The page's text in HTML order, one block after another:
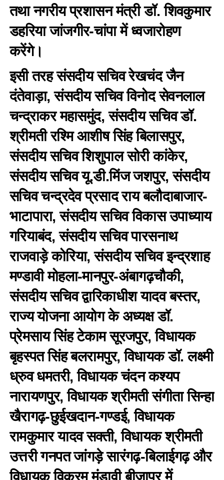
तथा नगरीय प्रशासन मंत्री डॉ. शिवकुमार
डहरिया जांजगीर-चांपा में ध्वजारोहण
करेंगे।
इसी तरह संसदीय सचिव रेखचंद जैन
दंतेवाड़ा, संसदीय सचिव विनोद सेवनलाल
चन्द्राकर महासमुंद, संसदीय सचिव डॉ.
श्रीमती रश्मि आशीष सिंह बिलासपुर,
संसदीय सचिव शिशुपाल सोरी कांकेर,
संसदीय सचिव यू.डी.मिंज जशपुर, संसदीय
सचिव चन्द्रदेव प्रसाद राय बलौदाबाजार-
भाटापारा, संसदीय सचिव विकास उपाध्याय
गरियाबंद, संसदीय सचिव पारसनाथ
राजवाड़े कोरिया, संसदीय सचिव इन्द्रशाह
मण्डावी मोहला-मानपुर-अंबागढ़चौकी,
संसदीय सचिव द्वारिकाधीश यादव बस्तर,
राज्य योजना आयोग के अध्यक्ष डॉ.
प्रेमसाय सिंह टेकाम सूरजपुर, विधायक
बृहस्पत सिंह बलरामपुर, विधायक डॉ. लक्ष्मी
ध्रुव धमतरी, विधायक चंदन कश्यप
नारायणपुर, विधायक श्रीमती संगीता सिन्हा
खैरागढ़-छुईखदान-गण्डई, विधायक
रामकुमार यादव सक्ती, विधायक श्रीमती
उत्तरी गनपत जांगड़े सारंगढ़-बिलाईगढ़ और
विधायक विक्रम मंडावी बीजापुर में